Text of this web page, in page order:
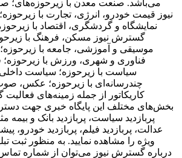
می‌باشد. صنعت معدن با زیرحوزه‌های؛
نیوز قیمت خودرو، انرژی، تجارت با
نمایشگاه و گردشگری، اقتصاد با
گسترش نیوز مسکن، فرهنگ با
موسیقی و آموزشی، جامعه با
فناوری و شهری، ورزش با زیرحوزه؛
سیاست با زیرحوزه؛ سیاست
چندرسانه‌ای با زیرحوزه؛ عکس،
کاریکاتور از جمله زمینه‌های
بخش‌های مختلف این پایگاه خبری جهت
پربازدید سیاست، پربازدید بانک و
عدالت، پربازدید فیلم، پربازدید خودرو،
ویژه را مشاهده نمایید. به منظور ثبت